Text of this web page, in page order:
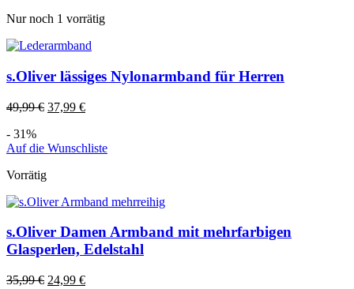
Nur noch 1 vorrätig
s.Oliver lässiges Nylonarmband für Herren
49,99€ 37,99 €
- 31%
Auf die Wunschliste
Vorrätig
s.Oliver Damen Armband mit mehrfarbigen
Glasperlen, Edelstahl
35,99€ 24,99 €